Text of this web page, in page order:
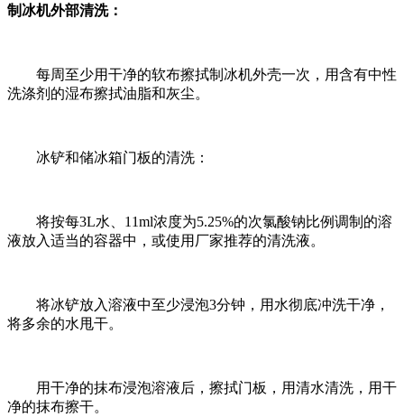
制冰机外部清洗：
每周至少用干净的软布擦拭制冰机外壳一次，用含有中性
洗涤剂的湿布擦拭油脂和灰尘。
冰铲和储冰箱门板的清洗：
将按每3L水、11ml浓度为5.25%的次氯酸钠比例调制的溶
液放入适当的容器中，或使用厂家推荐的清洗液。
将冰铲放入溶液中至少浸泡3分钟，用水彻底冲洗干净，
将多余的水甩干。
用干净的抹布浸泡溶液后，擦拭门板，用清水清洗，用干
净的抹布擦干。